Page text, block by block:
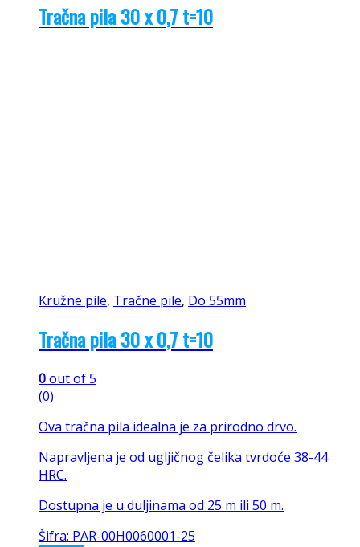
Tračna pila 30 x 0,7 t=10
Kružne pile, Tračne pile, Do 55mm
Tračna pila 30 x 0,7 t=10
0out of 5
(0)
Ova tračna pila idealna je za prirodno drvo.
Napravljena je od ugljičnog čelika tvrdoće 38-44
HRC.
Dostupna je u duljinama od 25 m ili 50 m.
Šifra: PAR-00H0060001-25